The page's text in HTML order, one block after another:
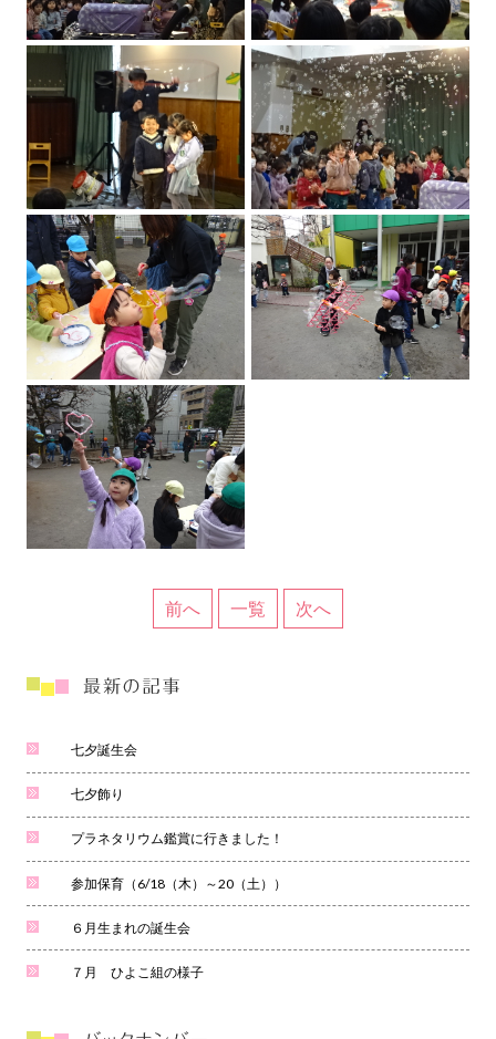
前へ 一覧 次へ
七夕誕生会
七夕飾り
プラネタリウム鑑賞に行きました！
参加保育（6/18（木）～20（土））
６月生まれの誕生会
７月 ひよこ組の様子